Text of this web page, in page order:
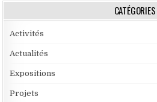
CATÉGORIES
Activités
Actualités
Expositions
Projets